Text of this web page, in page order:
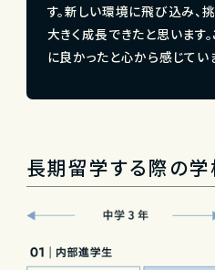
す。新しい環境に飛び込み、
大きく成長できたと思います
に良かったと心から感じてい
長期留学する際の